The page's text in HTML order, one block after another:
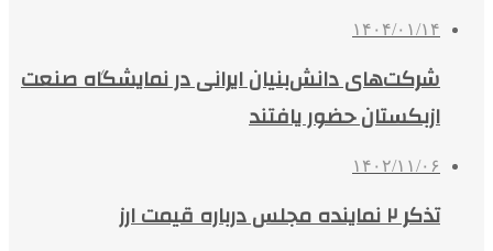
۱۴۰۴/۰۱/۱۴
شرکت‌های دانش‌بنیان ایرانی در نمایشگاه صنعت
ازبکستان حضور یافتند
۱۴۰۲/۱۱/۰۶
تذکر ۲ نماینده مجلس درباره قیمت ارز